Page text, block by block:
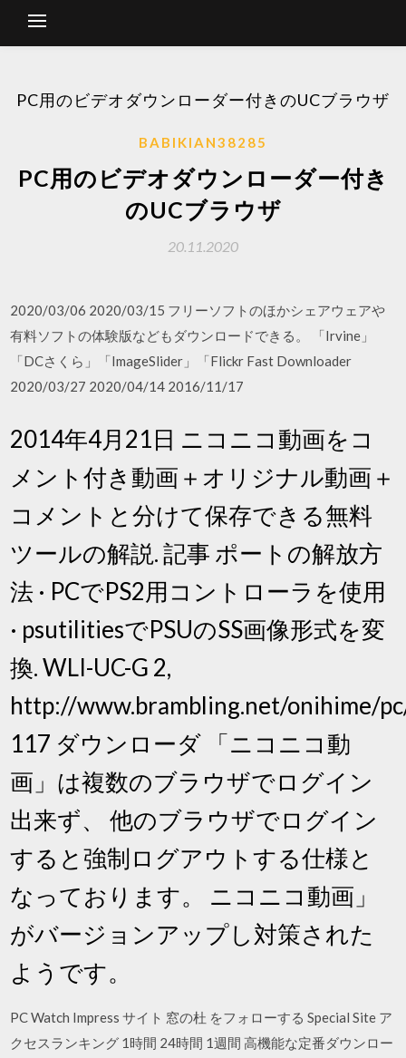
PC用のビデオダウンローダー付きのUCブラウザ
BABIKIAN38285
PC用のビデオダウンローダー付き
のUCブラウザ
20.11.2020
2020/03/06 2020/03/15 フリーソフトのほかシェアウェアや
有料ソフトの体験版などもダウンロードできる。 「Irvine」
「DCさくら」「ImageSlider」「Flickr Fast Downloader
2020/03/27 2020/04/14 2016/11/17
2014年4月21日 ニコニコ動画をコ
メント付き動画＋オリジナル動画＋
コメントと分けて保存できる無料
ツールの解説. 記事 ポートの解放方
法 · PCでPS2用コントローラを使用
· psutilitiesでPSUのSS画像形式を変
換. WLI-UC-G 2,
http://www.brambling.net/onihime/
117 ダウンローダ 「ニコニコ動
画」は複数のブラウザでログイン
出来ず、 他のブラウザでログイン
すると強制ログアウトする仕様と
なっております。 ニコニコ動画」
がバージョンアップし対策された
ようです。
PC Watch Impress サイト 窓の杜 をフォローする Special Site ア
クセスランキング 1時間 24時間 1週間 高機能な定番ダウンロー